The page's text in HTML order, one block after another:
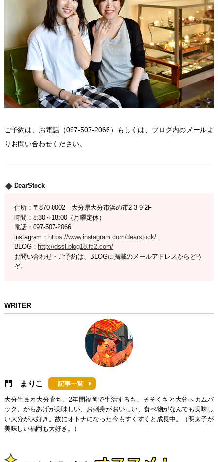
ご予約は、お電話（097-507-2066）もしくは、 ブログ内のメールよ
りお問い合わせください。
DearStock
住所：〒870-0002 大分県大分市浜の市2-3-9 2F
時間：8:30～18:00（月曜定休）
電話：097-507-2066
instagram： https://www.instagram.com/dearstock/
BLOG： http://dssl.blog18.fc2.com/
お問い合わせ・ご予約は、BLOGに掲載のメールアドレスからどう
ぞ。
WRITER
門 まりこ 記事一覧
大分生まれ大分育ち。2年間福岡で生活するも、そそくさと大分へカムバ
ック。からあげが美味しい、お刺身がおいしい、食べ物がなんでも美味し
い大分が大好き。故にオトナになった今もすくすくと成長中。（明太子が
美味しい福岡も大好き。）